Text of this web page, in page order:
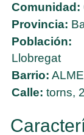
Comunidad:
Provincia:
Población:
Llobregat
Barrio:
Calle: torns,